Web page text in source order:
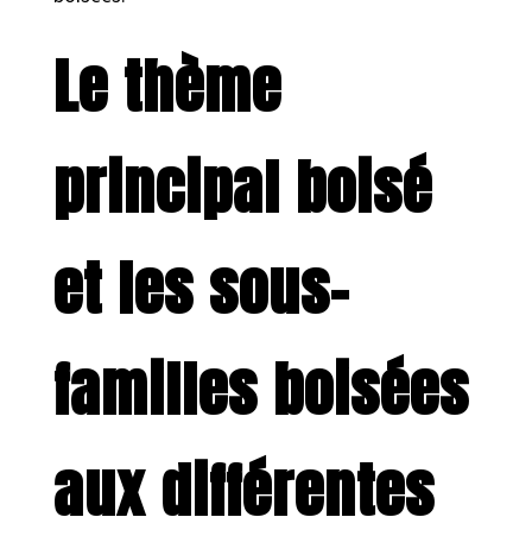
Le thème
principal boisé
et les sous-
familles boisées
aux différentes